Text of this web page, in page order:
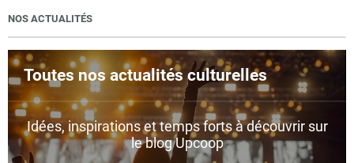
NOS ACTUALITÉS
Toutes nos actualités culturelles
Idées, inspirations et temps forts à découvrir sur
le blog Upcoop